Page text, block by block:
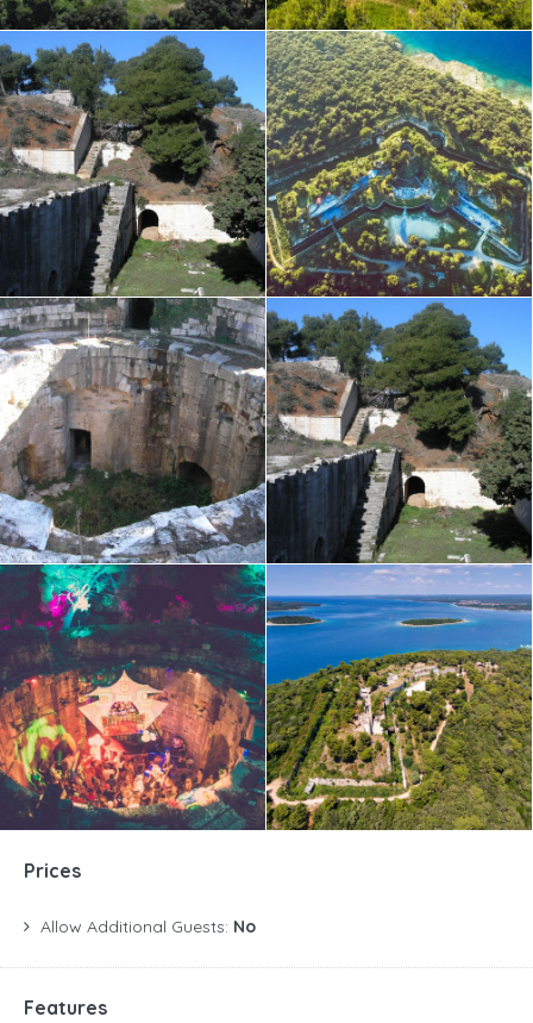
Prices
Allow Additional Guests: No
Features